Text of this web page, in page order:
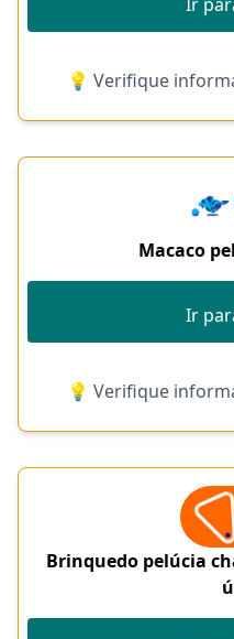
💡 Verifique
Macaco
Ir
💡 Verifique
Brinquedo pelúcia